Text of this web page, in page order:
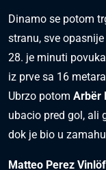
Dinamo se potom
stranu, sve
28. je minuti
iz prve sa 16
Ubrzo potom Arbër
ubacio pred gol, ali
dok je bio u
Matteo Perez Vinlöf